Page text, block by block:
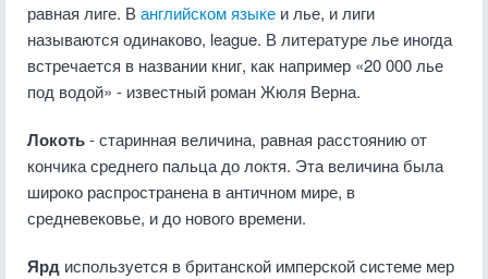
равная лиге. Ванглийском языке и лье, и лиги
называются одинаково, league. В литературе лье иногда
встречается в названии книг, как например «20 000 лье
под водой» - известный роман Жюля Верна.
Локоть- старинная величина, равная расстоянию от
кончика среднего пальца до локтя. Эта величина была
широко распространена в античном мире, в
средневековье, и до нового времени.
Ярд используется в британской имперской системе мер